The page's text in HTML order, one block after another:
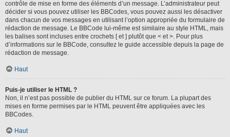
contrôle de mise en forme des éléments d’un message. L’administrateur peut
décider si vous pouvez utiliser les BBCodes, vous pouvez aussi les désactiver
dans chacun de vos messages en utilisant l’option appropriée du formulaire de
rédaction de message. Le BBCode lui-même est similaire au style HTML, mais
les balises sont incluses entre crochets [ et ] plutôt que < et >. Pour plus
d’informations sur le BBCode, consultez le guide accessible depuis la page de
rédaction de message.
Haut
Puis-je utiliser le HTML ?
Non, il n’est pas possible de publier du HTML sur ce forum. La plupart des
mises en forme permises par le HTML peuvent être appliquées avec les
BBCodes.
Haut